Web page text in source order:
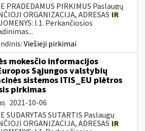
PRADEDAMUS PIRKIMUS Paslaugų
ORGANIZACIJA, ADRESAS IR
I.1. Perkančiosios
Viešieji pirkimai
mokesčio informacijos
Sąjungos valstybių
sistemos ITIS_EU plėtros
pirkimas
2021-10-06
SUDARYTAS SUTARTIS Paslaugų
ORGANIZACIJA, ADRESAS IR